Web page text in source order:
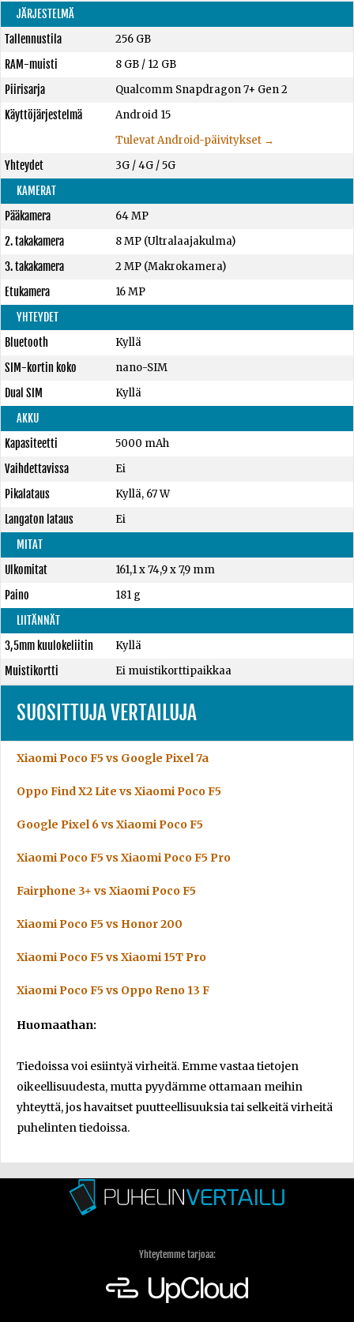
JÄRJESTELMÄ
Tallennustila
256 GB
RAM-muisti
8 GB/ 12 GB
Piirisarja
Qualcomm Snapdragon 7+ Gen 2
Käyttöjärjestelmä
Android 15
Tulevat Android-päivitykset →
Yhteydet
3G / 4G / 5G
KAMERAT
Pääkamera
64 MP
2. takakamera
8 MP (Ultralaajakulma)
3. takakamera
2 MP (Makrokamera)
Etukamera
16 MP
YHTEYDET
Bluetooth
Kyllä
SIM-kortin koko
nano-SIM
Dual SIM
Kyllä
AKKU
Kapasiteetti
5000 mAh
Vaihdettavissa
Ei
Pikalataus
Kyllä, 67 W
Langaton lataus
Ei
MITAT
Ulkomitat
161,1 x 74,9 x 7,9 mm
Paino
181 g
LIITÄNNÄT
3,5mm kuulokeliitin
Kyllä
Muistikortti
Ei muistikorttipaikkaa
SUOSITTUJA VERTAILUJA
Xiaomi Poco F5 vs Google Pixel 7a
Oppo Find X2 Lite vs Xiaomi Poco F5
Google Pixel 6 vs Xiaomi Poco F5
Xiaomi Poco F5 vs Xiaomi Poco F5 Pro
Fairphone 3+ vs Xiaomi Poco F5
Xiaomi Poco F5 vs Honor 200
Xiaomi Poco F5 vs Xiaomi 15T Pro
Xiaomi Poco F5 vs Oppo Reno 13 F
Huomaathan:
Tiedoissa voi esiintyä virheitä. Emme vastaa tietojen
oikeellisuudesta, mutta pyydämme ottamaan meihin
yhteyttä, jos havaitset puutteellisuuksia tai selkeitä virheitä
puhelinten tiedoissa.
Yhteytemme tarjoaa: